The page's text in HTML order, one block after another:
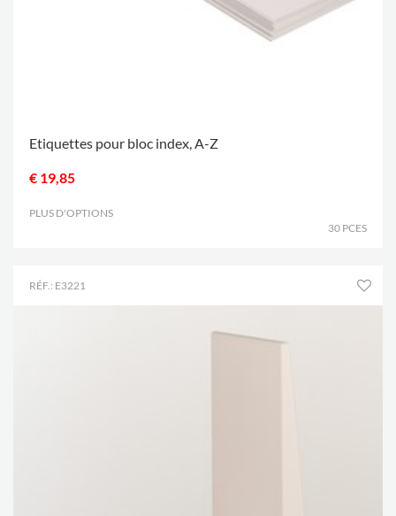
Etiquettes pour bloc index, A-Z
€ 19,85
PLUS D'OPTIONS
30 PCES
RÉF.: E3221